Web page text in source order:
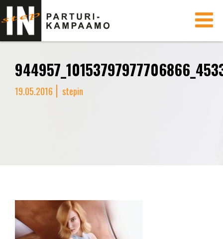
Toggle
19.05.2016 stepin